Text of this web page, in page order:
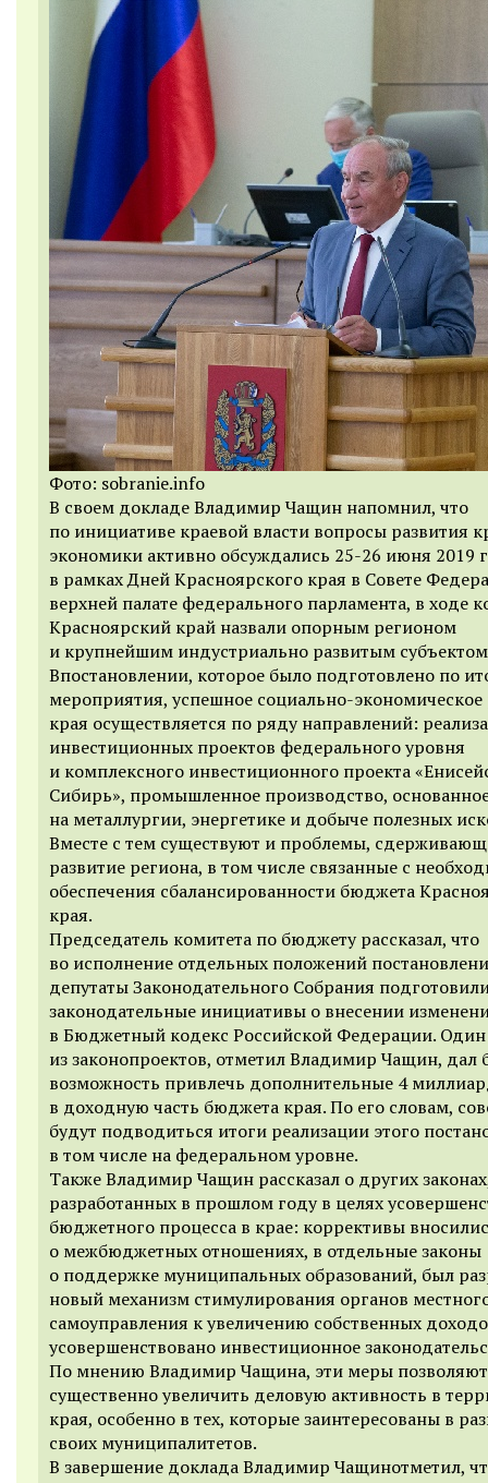
Фото: sobranie.info
В своем докладе Владимир Чащин напомнил, что
по инициативе краевой власти вопросы развития
экономики активно обсуждались 25-26 июня 2019
в рамках Дней Красноярского края в Совете
верхней палате федерального парламента, в ходе
Красноярский край назвали опорным регионом
и крупнейшим индустриально развитым
Впостановлении, которое было подготовлено по
мероприятия, успешное социально-экономическое
края осуществляется по ряду направлений:
инвестиционных проектов федерального уровня
и комплексного инвестиционного проекта
Сибирь», промышленное производство,
на металлургии, энергетике и добыче полезных
Вместе с тем существуют и проблемы,
развитие региона, в том числе связанные с
обеспечения сбалансированности бюджета
края.
Председатель комитета по бюджету рассказал, что
во исполнение отдельных положений
депутаты Законодательного Собрания
законодательные инициативы о внесении
в Бюджетный кодекс Российской Федерации. Один
из законопроектов, отметил Владимир Чащин, дал
возможность привлечь дополнительные 4
в доходную часть бюджета края. По его словам,
будут подводиться итоги реализации этого
в том числе на федеральном уровне.
Также Владимир Чащин рассказал о других
разработанных в прошлом году в целях
бюджетного процесса в крае: коррективы
о межбюджетных отношениях, в отдельные законы
о поддержке муниципальных образований, был
новый механизм стимулирования органов
самоуправления к увеличению собственных
усовершенствовано инвестиционное
По мнению Владимир Чащина, эти меры позволяют
существенно увеличить деловую активность в
края, особенно в тех, которые заинтересованы в
своих муниципалитетов.
В завершение доклада Владимир Чащинотметил,